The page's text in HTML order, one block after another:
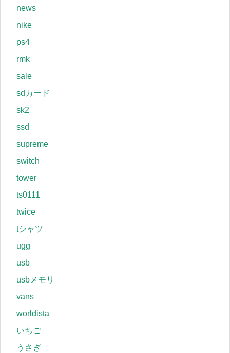
news
nike
ps4
rmk
sale
sdカード
sk2
ssd
supreme
switch
tower
ts0111
twice
tシャツ
ugg
usb
usbメモリ
vans
worldista
いちご
うさぎ